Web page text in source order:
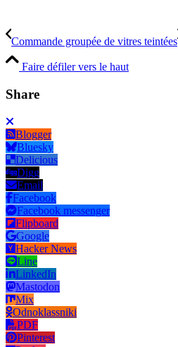
Commande groupée de vitres teintées
Faire défiler vers le haut
Share
Blogger
Bluesky
Delicious
Digg
Email
Facebook
Facebook messenger
Flipboard
Google
Hacker News
Line
LinkedIn
Mastodon
Mix
Odnoklassniki
PDF
Pinterest